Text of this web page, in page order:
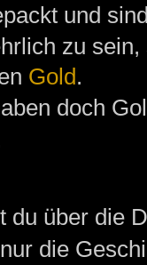
und
zu
Gold.
doch
du über die
die